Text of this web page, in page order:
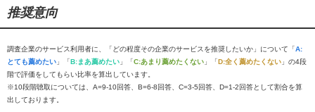
推奨意向
調査企業のサービス利用者に、「どの程度その企業のサービスを推奨したいか」について「A:
とても薦めたい 」「B:まあ薦めたい 」「C:あまり薦めたくない 」「D:全く薦めたくない 」の4段
階で評価をしてもらい比率を算出しています。
※10段階聴取については、A=9-10回答、B=6-8回答、C=3-5回答、D=1-2回答として割合を算
出しております。